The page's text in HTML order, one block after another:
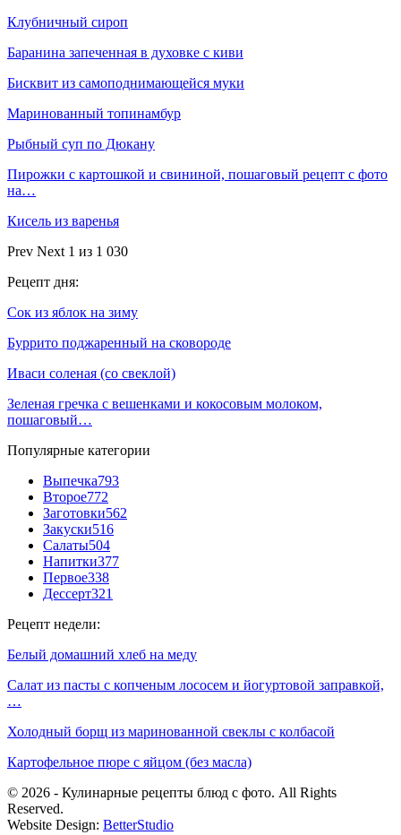
Клубничный сироп
Баранина запеченная в духовке с киви
Бисквит из самоподнимающейся муки
Маринованный топинамбур
Рыбный суп по Дюкану
Пирожки с картошкой и свининой, пошаговый рецепт с фото
на…
Кисель из варенья
Prev Next 1 из 1 030
Рецепт дня:
Сок из яблок на зиму
Буррито поджаренный на сковороде
Иваси соленая (со свеклой)
Зеленая гречка с вешенками и кокосовым молоком,
пошаговый…
Популярные категории
Выпечка793
Второе772
Заготовки562
Закуски516
Салаты504
Напитки377
Первое338
Дессерт321
Рецепт недели:
Белый домашний хлеб на меду
Салат из пасты с копченым лососем и йогуртовой заправкой,
…
Холодный борщ из маринованной свеклы с колбасой
Картофельное пюре с яйцом (без масла)
© 2026 - Кулинарные рецепты блюд с фото. All Rights
Reserved.
Website Design: BetterStudio